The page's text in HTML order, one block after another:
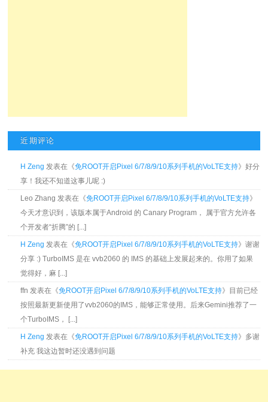
近期评论
H Zeng 发表在《免ROOT开启Pixel 6/7/8/9/10系列手机的VoLTE支持》好分
享！我还不知道这事儿呢 :)
Leo Zhang 发表在《免ROOT开启Pixel 6/7/8/9/10系列手机的VoLTE支持》
今天才意识到，该版本属于Android 的 Canary Program， 属于官方允许各
个开发者“折腾”的 [...]
H Zeng 发表在《免ROOT开启Pixel 6/7/8/9/10系列手机的VoLTE支持》谢谢
分享 :) TurboIMS 是在 vvb2060 的 IMS 的基础上发展起来的。你用了如果
觉得好，麻 [...]
ffn 发表在《免ROOT开启Pixel 6/7/8/9/10系列手机的VoLTE支持》目前已经
按照最新更新使用了vvb2060的IMS，能够正常使用。后来Gemini推荐了一
个TurboIMS， [...]
H Zeng 发表在《免ROOT开启Pixel 6/7/8/9/10系列手机的VoLTE支持》多谢
补充 我这边暂时还没遇到问题